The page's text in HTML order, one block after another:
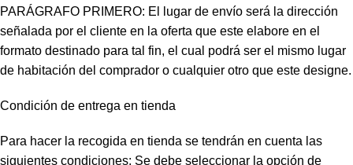
PARÁGRAFO PRIMERO: El lugar de envío será la dirección
señalada por el cliente en la oferta que este elabore en el
formato destinado para tal fin, el cual podrá ser el mismo lugar
de habitación del comprador o cualquier otro que este designe.
Condición de entrega en tienda
Para hacer la recogida en tienda se tendrán en cuenta las
siguientes condiciones: Se debe seleccionar la opción de